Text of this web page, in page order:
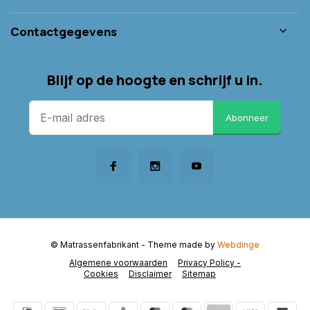
Contactgegevens
Blijf op de hoogte en schrijf u in.
Abonneer
Algemene voorwaarden
Privacy Policy -
Cookies
Disclaimer Sitemap
© Matrassenfabrikant - Theme made by Webdinge